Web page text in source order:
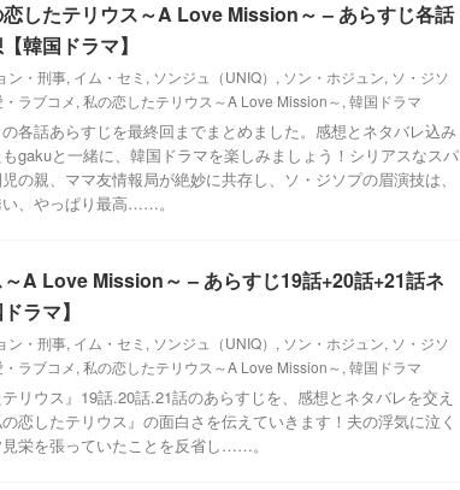
したテリウス～A Love Mission～ – あらすじ各話
韓国ドラマ】
ン・刑事, イム・セミ , ソンジュ（UNIQ） , ソン・ホジュン, ソ・ジソ
ラブコメ, 私の恋したテリウス～A Love Mission～, 韓国ドラマ
各話あらすじを最終回までまとめました。感想とネタバレ込み
gakuと一緒に、韓国ドラマを楽しみましょう！シリアスなスパ
の親、ママ友情報局が絶妙に共存し、ソ・ジソプの眉演技は、
、やっぱり最高……。
A Love Mission～ – あらすじ19話+20話+21話ネ
ラマ】
ン・刑事, イム・セミ , ソンジュ（UNIQ） , ソン・ホジュン, ソ・ジソ
ラブコメ, 私の恋したテリウス～A Love Mission～, 韓国ドラマ
リウス』19話.20話.21話のあらすじを、感想とネタバレを交え
恋したテリウス』の面白さを伝えていきます！夫の浮気に泣く
栄を張っていたことを反省し……。